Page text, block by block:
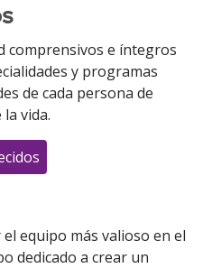
comprensivos e íntegros
y programas
de cada persona de
vida.
equipo más valioso en el
dedicado a crear un